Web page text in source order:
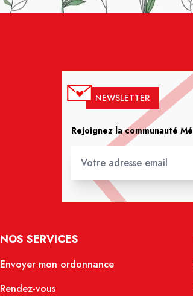
NEWSLETTER
Rejoignez la communauté
NOS SERVICES
Envoyer mon ordonnance
Rendez-vous